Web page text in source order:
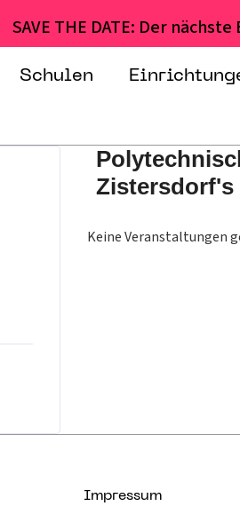
SAVE THE DATE: Der
Schulen
Zistersdorf's
Keine Veranstaltungen
Impressum